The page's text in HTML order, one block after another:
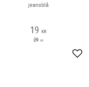
jeansblå
19 KR
29 KR